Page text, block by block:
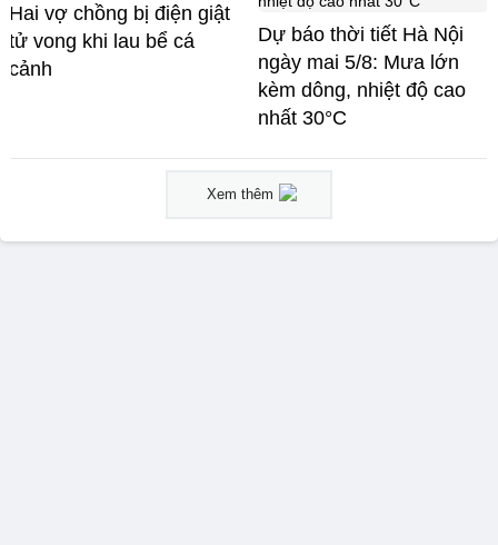
Hai vợ chồng bị điện giật
tử vong khi lau bể cá
cảnh
Dự báo thời tiết Hà Nội
ngày mai 5/8: Mưa lớn
kèm dông, nhiệt độ cao
nhất 30°C
Xem thêm